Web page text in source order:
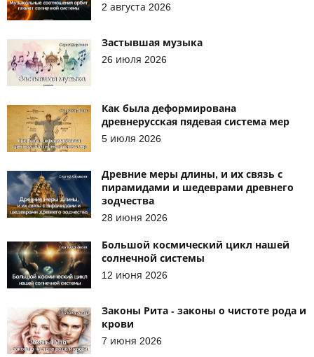
2 августа 2026
Застывшая музыка
26 июля 2026
Как была деформирована
древнерусская пядевая система мер
5 июля 2026
Древние меры длины, и их связь с
пирамидами и шедеврами древнего
зодчества
28 июня 2026
Большой космический цикл нашей
солнечной системы
12 июня 2026
Законы Рита - законы о чистоте рода и
крови
7 июня 2026